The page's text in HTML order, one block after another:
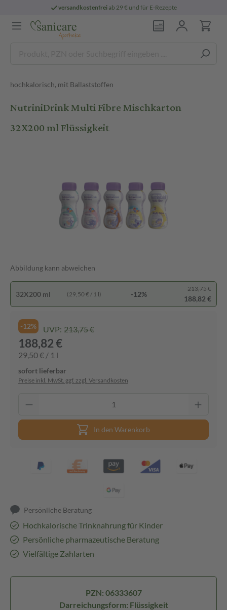
versandkostenfreiab 29 € und für E-Rezepte
hochkalorisch, mit Ballaststoffen
NutriniDrink Multi Fibre Mischkarton
32X200 ml Flüssigkeit
Abbildung kann abweichen
32X200 ml (29,50 € / 1 l) -12%
213,75 €
188,82 €
-12% UVP: 213,75 €
188,82 €
29,50 € / 1 l
sofort lieferbar
Preise inkl. MwSt. ggf. zzgl. Versandkosten
In den Warenkorb
Persönliche Beratung
Hochkalorische Trinknahrung für Kinder
Persönliche pharmazeutische Beratung
Vielfältige Zahlarten
PZN: 06333607
Darreichungsform: Flüssigkeit